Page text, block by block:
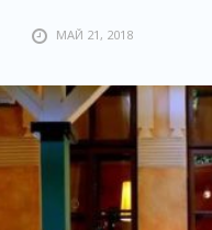
МАЙ 21, 2018